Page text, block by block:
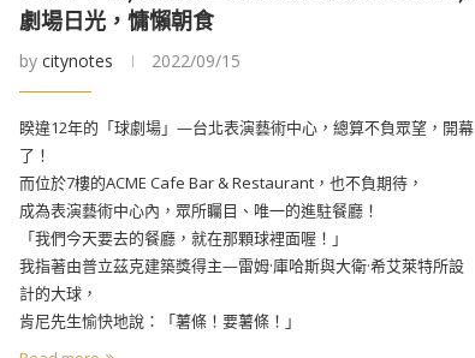
劇場日光，慵懶朝食
by citynotes 2022/09/15
睽違12年的「球劇場」—台北表演藝術中心，總算不負眾望，開幕
了！
而位於7樓的ACME Cafe Bar & Restaurant，也不負期待，
成為表演藝術中心內，眾所矚目、唯一的進駐餐廳！
「我們今天要去的餐廳，就在那顆球裡面喔！」
我指著由普立茲克建築獎得主—雷姆·庫哈斯與大衛·希艾萊特所設
計的大球，
肯尼先生愉快地說：「薯條！要薯條！」